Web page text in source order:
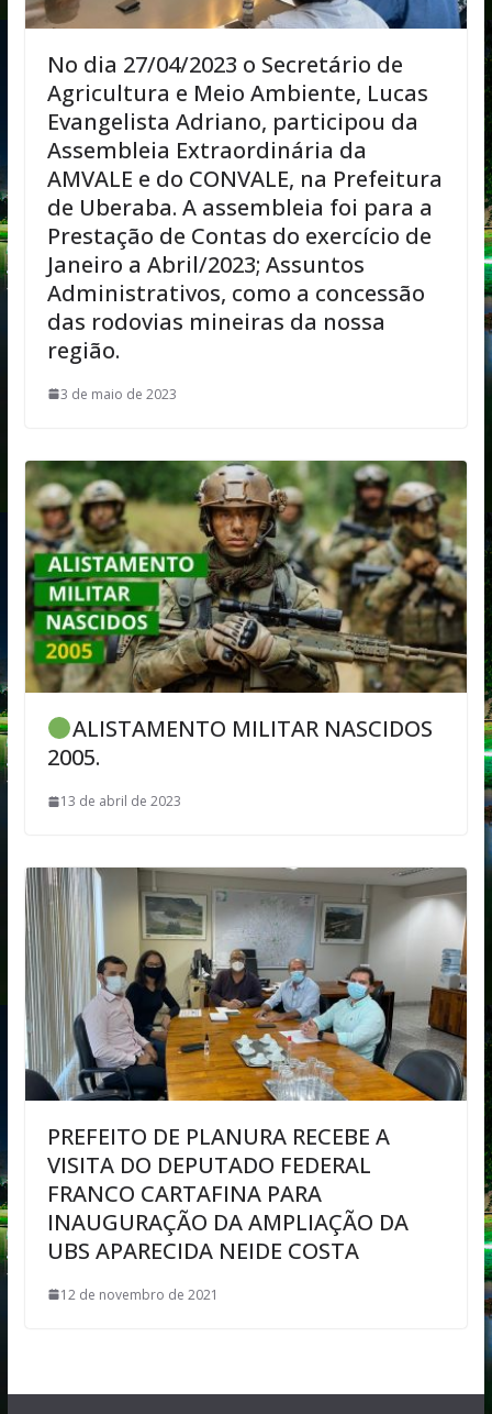
No dia 27/04/2023 o Secretário de
Agricultura e Meio Ambiente, Lucas
Evangelista Adriano, participou da
Assembleia Extraordinária da
AMVALE e do CONVALE, na Prefeitura
de Uberaba. A assembleia foi para a
Prestação de Contas do exercício de
Janeiro a Abril/2023; Assuntos
Administrativos, como a concessão
das rodovias mineiras da nossa
região.
3 de maio de 2023
ALISTAMENTO MILITAR NASCIDOS
2005.
13 de abril de 2023
PREFEITO DE PLANURA RECEBE A
VISITA DO DEPUTADO FEDERAL
FRANCO CARTAFINA PARA
INAUGURAÇÃO DA AMPLIAÇÃO DA
UBS APARECIDA NEIDE COSTA
12 de novembro de 2021